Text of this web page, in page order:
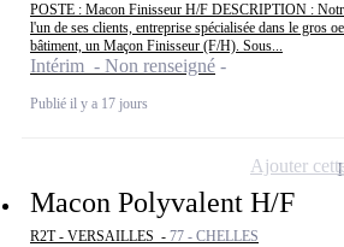
POSTE : Macon Finisseur H/F DESCRIPTION :
l'un de ses clients, entreprise spécialisée dans le gros
bâtiment, un Maçon Finisseur (F/H). Sous...
Intérim - Non renseigné
Publié il y a 17 jours
Macon Polyvalent H/F
R2T - VERSAILLES - 77 - CHELLES
Ajouter